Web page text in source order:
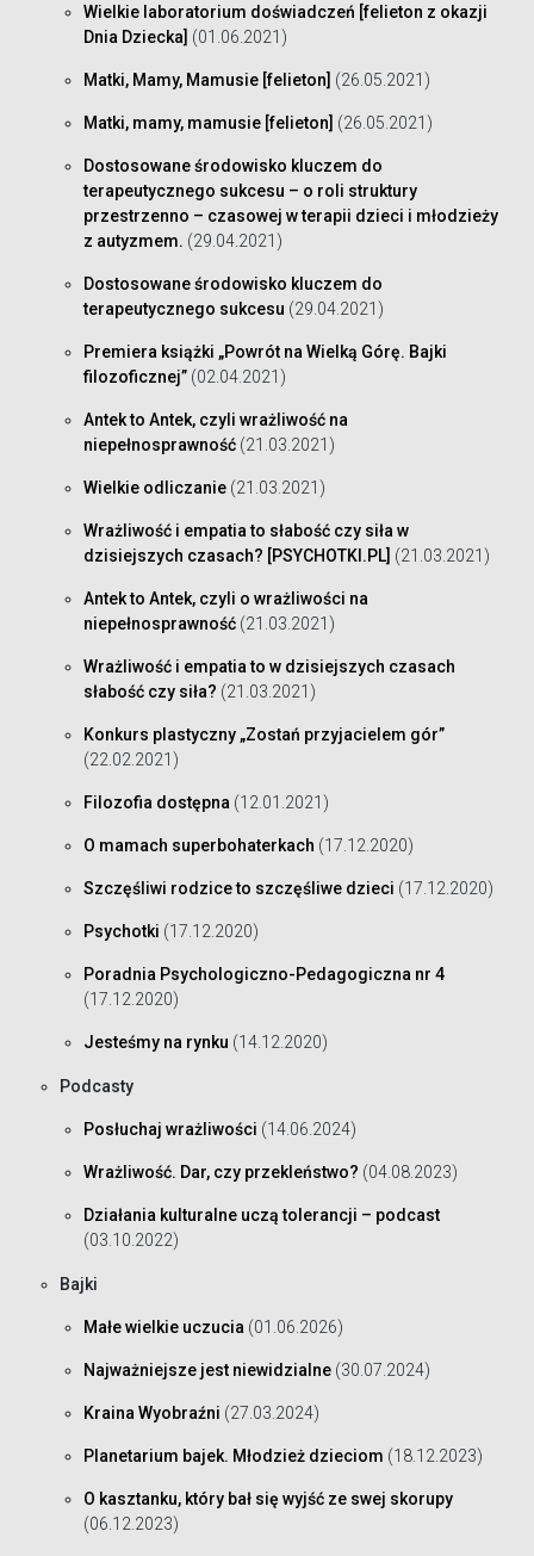
Wielkie laboratorium doświadczeń [felieton z okazji
Dnia Dziecka] (01.06.2021)
Matki, Mamy, Mamusie [felieton] (26.05.2021)
Matki, mamy, mamusie [felieton] (26.05.2021)
Dostosowane środowisko kluczem do
terapeutycznego sukcesu – o roli struktury
przestrzenno – czasowej w terapii dzieci i młodzieży
z autyzmem. (29.04.2021)
Dostosowane środowisko kluczem do
terapeutycznego sukcesu (29.04.2021)
Premiera książki „Powrót na Wielką Górę. Bajki
filozoficznej” (02.04.2021)
Antek to Antek, czyli wrażliwość na
niepełnosprawność (21.03.2021)
Wielkie odliczanie (21.03.2021)
Wrażliwość i empatia to słabość czy siła w
dzisiejszych czasach? [PSYCHOTKI.PL] (21.03.2021)
Antek to Antek, czyli o wrażliwości na
niepełnosprawność (21.03.2021)
Wrażliwość i empatia to w dzisiejszych czasach
słabość czy siła? (21.03.2021)
Konkurs plastyczny „Zostań przyjacielem gór”
(22.02.2021)
Filozofia dostępna (12.01.2021)
O mamach superbohaterkach (17.12.2020)
Szczęśliwi rodzice to szczęśliwe dzieci (17.12.2020)
Psychotki (17.12.2020)
Poradnia Psychologiczno-Pedagogiczna nr 4
(17.12.2020)
Jesteśmy na rynku (14.12.2020)
Podcasty
Posłuchaj wrażliwości (14.06.2024)
Wrażliwość. Dar, czy przekleństwo? (04.08.2023)
Działania kulturalne uczą tolerancji – podcast
(03.10.2022)
Bajki
Małe wielkie uczucia (01.06.2026)
Najważniejsze jest niewidzialne (30.07.2024)
Kraina Wyobraźni (27.03.2024)
Planetarium bajek. Młodzież dzieciom (18.12.2023)
O kasztanku, który bał się wyjść ze swej skorupy
(06.12.2023)